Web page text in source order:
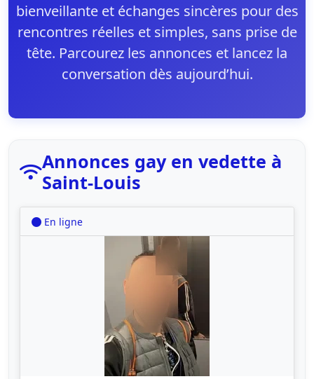
bienveillante et échanges sincères pour des
rencontres réelles et simples, sans prise de
tête. Parcourez les annonces et lancez la
conversation dès aujourd’hui.
Annonces gay en vedette à
Saint-Louis
En ligne